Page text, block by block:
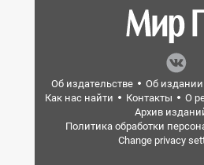
Об издательстве Об издании
Как нас найти
Контакты О
Архив
Политика обработки
Change privacy